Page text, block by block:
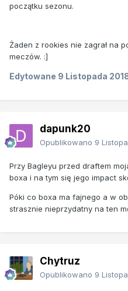
początku sezonu.
Żaden z rookies nie zagrał na
meczów. :]
Edytowane 9 Listopada
dapunk20
Opublikowano 9
Przy Bagleyu przed draftem
boxa i na tym się jego impact
Póki co boxa ma fajnego a w
strasznie nieprzydatny na ten
Chytruz
Opublikowano 9